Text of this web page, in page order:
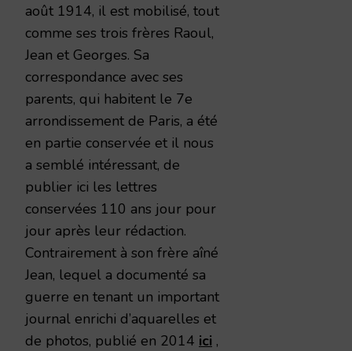
août 1914, il est mobilisé, tout
comme ses trois frères Raoul,
Jean et Georges. Sa
correspondance avec ses
parents, qui habitent le 7e
arrondissement de Paris, a été
en partie conservée et il nous
a semblé intéressant, de
publier ici les lettres
conservées 110 ans jour pour
jour après leur rédaction.
Contrairement à son frère aîné
Jean, lequel a documenté sa
guerre en tenant un important
journal enrichi d’aquarelles et
de photos, publié en 2014 ici ,